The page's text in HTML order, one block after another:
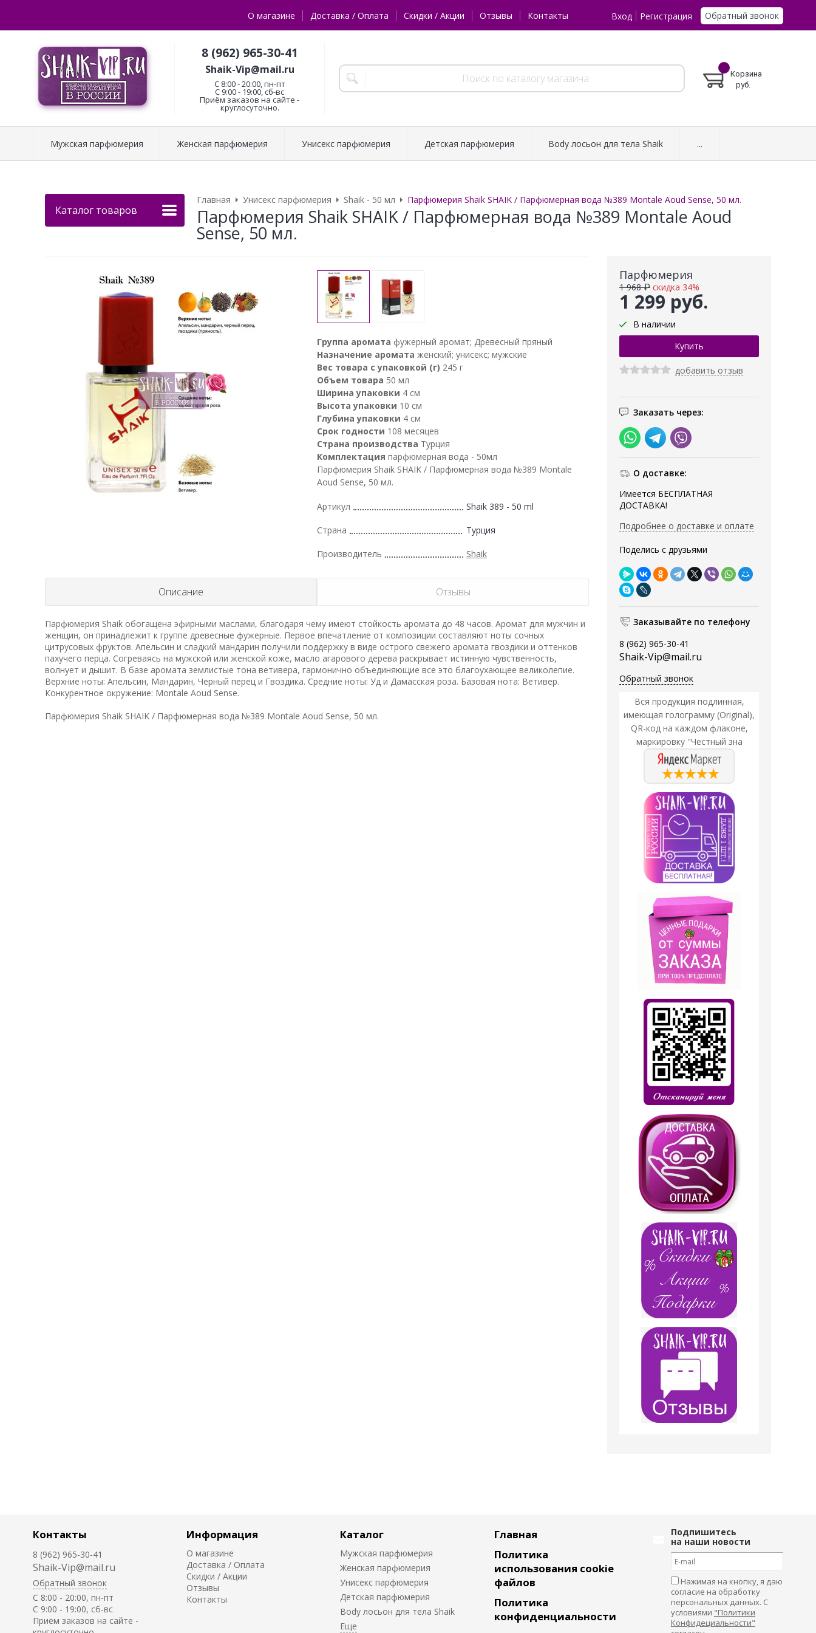
О магазине Доставка / Оплата Скидки / Акции Отзывы Контакты Вход Регистрация Обратный звонок
8 (962) 965-30-41
Shaik-Vip@mail.ru
C 8:00 - 20:00, пн-пт
С 9:00 - 19:00, сб-вс
Приём заказов на сайте -
круглосуточно.
Корзина
руб.
Мужская парфюмерия Женская парфюмерия Унисекс парфюмерия Детская парфюмерия Body лосьон для тела Shaik ...
Каталог товаров
Главная Унисекс парфюмерия Shaik - 50 мл Парфюмерия Shaik SHAIK / Парфюмерная вода №389 Montale Aoud Sense, 50 мл.
Парфюмерия Shaik SHAIK / Парфюмерная вода №389 Montale Aoud
Sense, 50 мл.
Парфюмерия
1 299 руб.
1 968 ₽ скидка 34%
В наличии
добавить отзыв
Заказать через:
О доставке:
Имеется БЕСПЛАТНАЯ
ДОСТАВКА!
Подробнее о доставке и оплате
Поделись с друзьями
Заказывайте по телефону
8 (962) 965-30-41
Shaik-Vip@mail.ru
Обратный звонок
Вся продукция подлинная,
имеющая голограмму (Original),
QR-код на каждом флаконе,
маркировку "Честный зна
Группа аромата фужерный аромат; Древесный пряный
Назначение аромата женский; унисекс; мужские
Вес товара с упаковкой (г) 245 г
Объем товара 50 мл
Ширина упаковки 4 см
Высота упаковки 10 см
Глубина упаковки 4 см
Срок годности 108 месяцев
Страна производства Турция
Комплектация парфюмерная вода - 50мл
Парфюмерия Shaik SHAIK / Парфюмерная вода №389 Montale
Aoud Sense, 50 мл.
Артикул Shaik 389 - 50 ml
Страна Турция
Производитель Shaik
Описание Отзывы
Парфюмерия Shaik обогащена эфирными маслами, благодаря чему имеют стойкость аромата до 48 часов. Аромат для мужчин и
женщин, он принадлежит к группе древесные фужерные. Первое впечатление от композиции составляют ноты сочных
цитрусовых фруктов. Апельсин и сладкий мандарин получили поддержку в виде острого свежего аромата гвоздики и оттенков
пахучего перца. Согреваясь на мужской или женской коже, масло агарового дерева раскрывает истинную чувственность,
волнует и дышит. В базе аромата землистые тона ветивера, гармонично объединяющие все это благоухающее великолепие.
Верхние ноты: Апельсин, Мандарин, Черный перец и Гвоздика. Средние ноты: Уд и Дамасская роза. Базовая нота: Ветивер.
Конкурентное окружение: Montale Aoud Sense.
Парфюмерия Shaik SHAIK / Парфюмерная вода №389 Montale Aoud Sense, 50 мл.
Контакты
8 (962) 965-30-41
Shaik-Vip@mail.ru
Обратный звонок
C 8:00 - 20:00, пн-пт
С 9:00 - 19:00, сб-вс
Приём заказов на сайте -
Информация
О магазине
Доставка / Оплата
Скидки / Акции
Отзывы
Контакты
Каталог
Мужская парфюмерия
Женская парфюмерия
Унисекс парфюмерия
Детская парфюмерия
Body лосьон для тела Shaik
Главная
Политика
использования cookie
файлов
Политика
конфиденциальности
Подпишитесь
на наши новости
Нажимая на кнопку, я даю
согласие на обработку
персональных данных. С
условиями "Политики
Конфидециальности"